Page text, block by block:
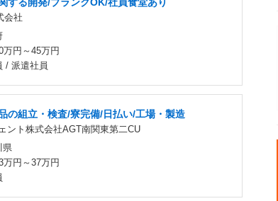
する開発/ブランクOK/社員食堂あり
会社
万円～45万円
/ 派遣社員
の組立・検査/寮完備/日払い/工場・製造
ント株式会社AGT南関東第二CU
県
万円～37万円